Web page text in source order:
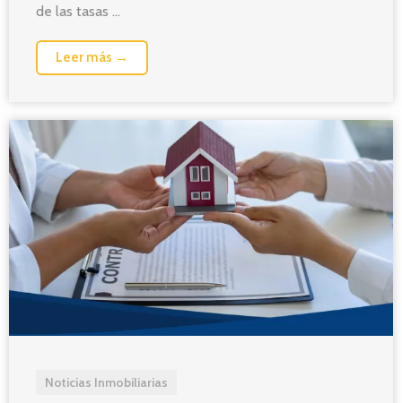
de las tasas ...
Leer más →
Noticias Inmobiliarias